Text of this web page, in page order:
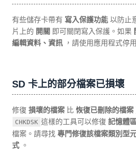
有些儲存卡帶有 寫入保護功能 以防止
片上的 開關 即可關閉寫入保護。如果
編輯資料、資訊 ，請使用應用程式停
SD 卡上的部分檔案已損壞
修復 損壞的檔案 比 恢復已刪除的檔案
CHKDSK 這樣的工具可以修復 記憶體
檔案。請尋找 專門修復該檔案類別型
式 。